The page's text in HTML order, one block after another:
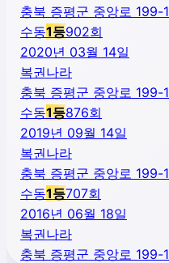
충북 증평군 중앙로 199-1
수동1등902회
2020년 03월 14일
복권나라
충북 증평군 중앙로 199-1
수동1등876회
2019년 09월 14일
복권나라
충북 증평군 중앙로 199-1
수동1등707회
2016년 06월 18일
복권나라
충북 증평군 중앙로 199-1